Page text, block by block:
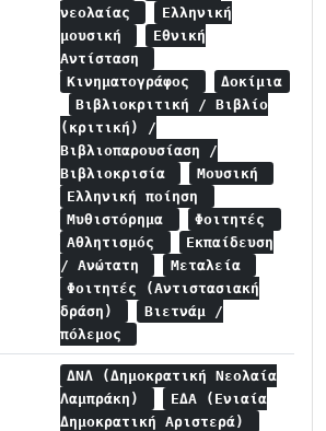
νεολαίας
Ελληνική
μουσική
Εθνική
Αντίσταση
Κινηματογράφος
Δοκίμια
Βιβλιοκριτική / Βιβλίο
(κριτική) /
Βιβλιοπαρουσίαση /
Βιβλιοκρισία
Μουσική
Ελληνική ποίηση
Μυθιστόρημα
Φοιτητές
Αθλητισμός
Εκπαίδευση
/ Ανώτατη
Μεταλεία
Φοιτητές (Αντιστασιακή
δράση)
Βιετνάμ /
πόλεμος
ΔΝΛ (Δημοκρατική Νεολαία
Λαμπράκη)
ΕΔΑ (Ενιαία
Δημοκρατική Αριστερά)